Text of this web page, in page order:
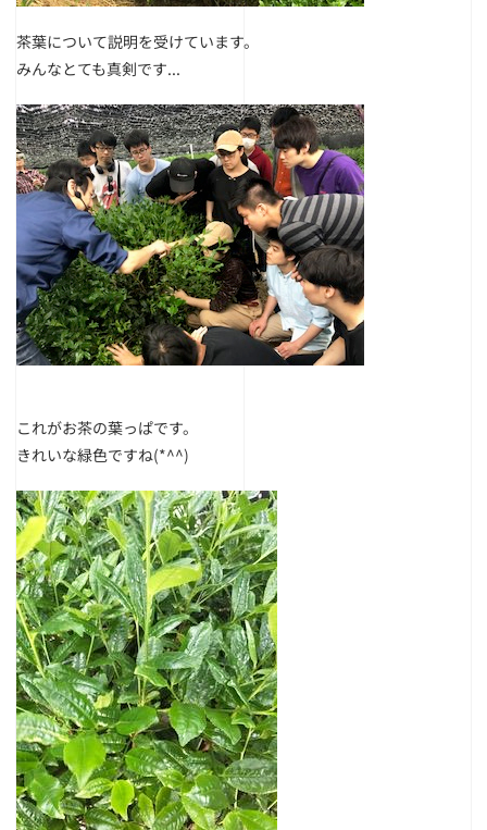
茶葉について説明を受けています。
みんなとても真剣です...
これがお茶の葉っぱです。
きれいな緑色ですね(*^^)